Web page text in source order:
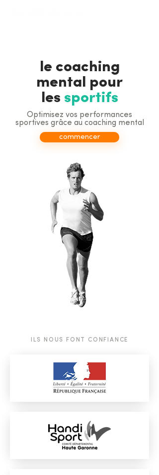
le coaching
mental pour
les sportifs
Optimisez vos performances
sportives grâce au coaching mental
commencer
ILS NOUS FONT CONFIANCE